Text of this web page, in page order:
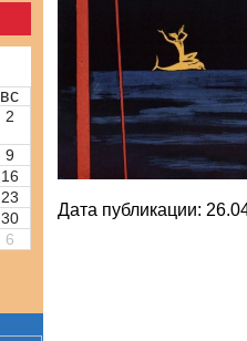
вс
2
9
16
23
30
6
Дата публикации: